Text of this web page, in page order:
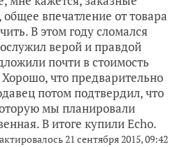
впечатление от товара
В этом году сломался
верой и правдой
почти в стоимость
что предварительно
потом подтвердил, что
мы планировали
В итоге купили Echo.
21 сентября 2015, 09:42